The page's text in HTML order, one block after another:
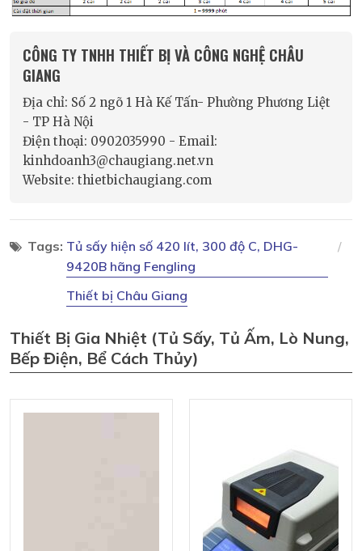
CÔNG TY TNHH THIẾT BỊ VÀ CÔNG NGHỆ CHÂU
GIANG
Địa chỉ: Số 2 ngõ 1 Hà Kế Tấn- Phường Phương Liệt
- TP Hà Nội
Điện thoại: 0902035990 - Email:
kinhdoanh3@chaugiang.net.vn
Website: thietbichaugiang.com
Tags: Tủ sấy hiện số 420 lít, 300 độ C, DHG-
9420B hãng Fengling
Thiết bị Châu Giang
Thiết Bị Gia Nhiệt (tủ Sấy, Tủ Ấm, Lò Nung,
Bếp Điện, Bể Cách Thủy)